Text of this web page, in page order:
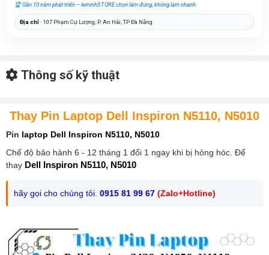
🏆 Gần 10 năm phát triển – leminhSTORE chọn làm đúng, không làm nhanh.
Địa chỉ· 107 Phạm Cự Lượng, P. An Hải, TP Đà Nẵng
Thay Pin Laptop Dell Inspiron N5110, N5010
Pin laptop Dell Inspiron N5110, N5010
Chế độ bảo hành 6 - 12 tháng 1 đổi 1 ngay khi bị hỏng hóc. Để
thay Dell Inspiron N5110, N5010
hãy gọi cho chúng tôi. 0915 81 99 67 (Zalo+Hotline)
Thông số kỹ thuật